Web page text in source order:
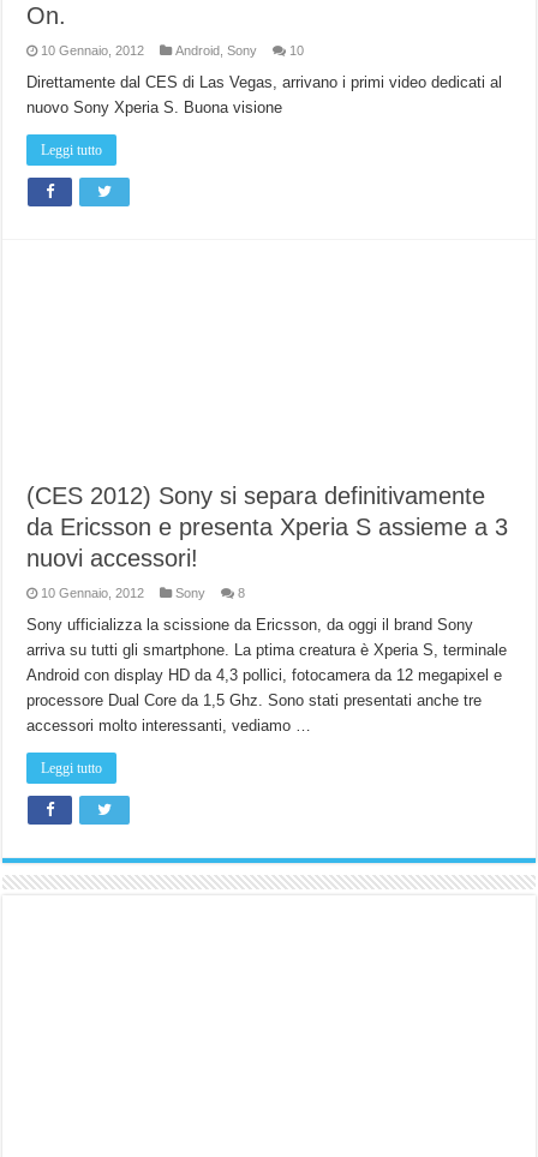
On.
10 Gennaio, 2012 Android ,Sony 10
Direttamente dal CES di Las Vegas, arrivano i primi video dedicati al
nuovo Sony Xperia S. Buona visione
Leggi tutto
(CES 2012) Sony si separa definitivamente
da Ericsson e presenta Xperia S assieme a 3
nuovi accessori!
10 Gennaio, 2012 Sony 8
Sony ufficializza la scissione da Ericsson, da oggi il brand Sony
arriva su tutti gli smartphone. La ptima creatura è Xperia S, terminale
Android con display HD da 4,3 pollici, fotocamera da 12 megapixel e
processore Dual Core da 1,5 Ghz. Sono stati presentati anche tre
accessori molto interessanti, vediamo …
Leggi tutto